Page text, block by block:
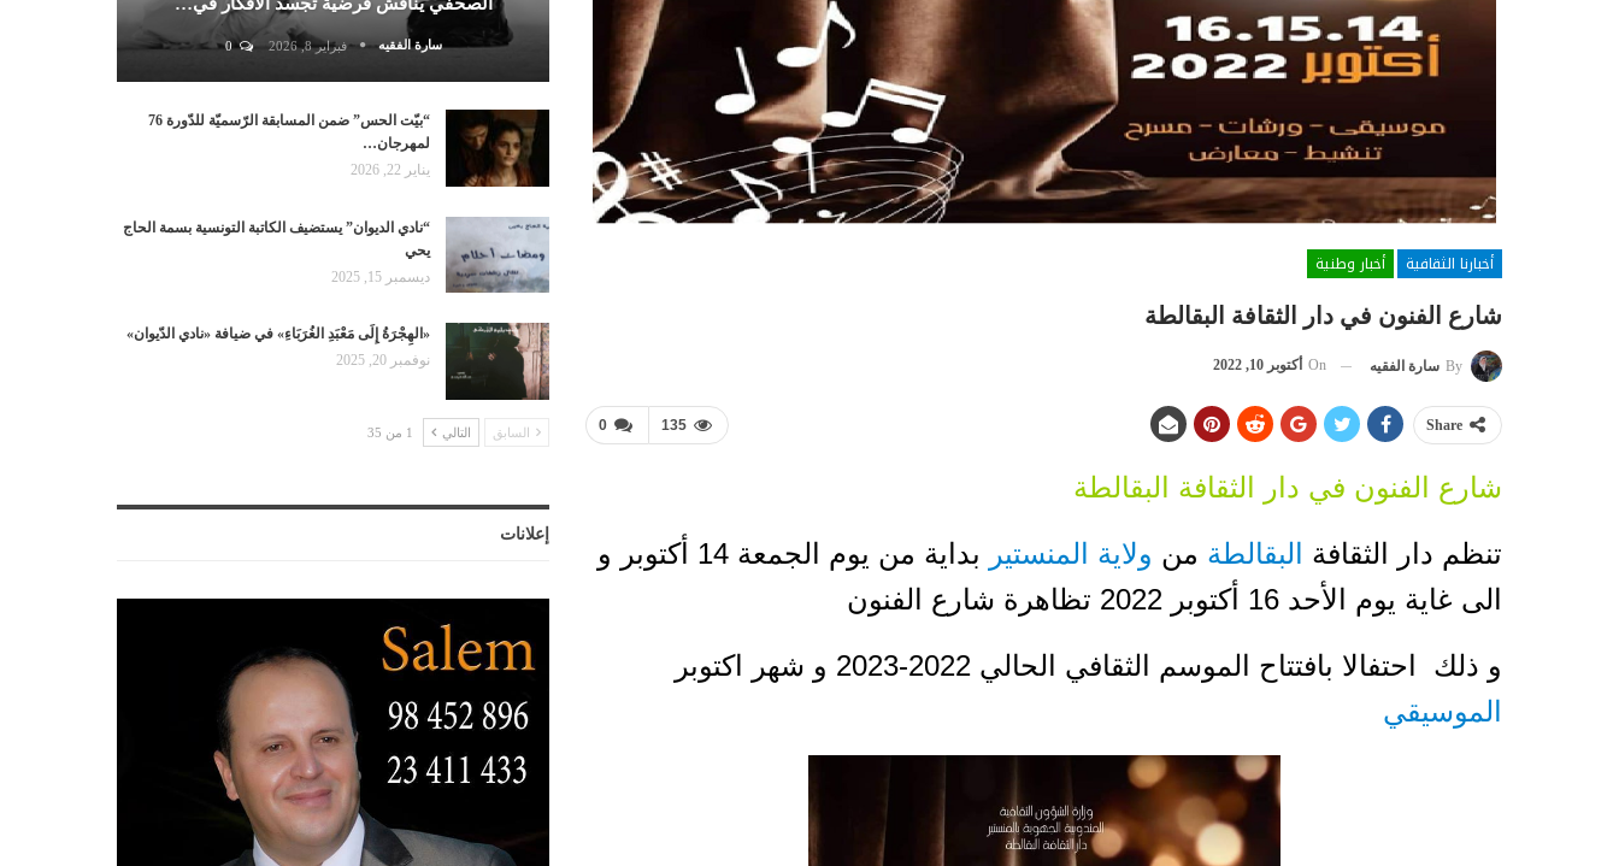
أخبارنا الثقافية
أخبار وطنية
شارع الفنون في دار الثقافة البقالطة
By سارة الفقيه On أكتوبر 10, 2022
0 135 Share
شارع الفنون في دار الثقافة البقالطة
تنظم دار الثقافة البقالطة من ولاية المنستير
بداية من يوم الجمعة 14 أكتوبر و
الى غاية يوم الأحد 16 أكتوبر 2022 تظاهرة شارع الفنون
و ذلك احتفالا بافتتاح الموسم الثقافي الحالي 2022-2023 و شهر اكتوبر
الموسيقي
سارة الفقيه فبراير 8, 2026 0
“بيّت الحس” ضمن المسابقة الرّسميّة للدّورة 76
لمهرجان…
يناير 22, 2026
“نادي الديوان” يستضيف الكاتبة التونسية بسمة الحاج
يحي
ديسمبر 15, 2025
«الهِجْرَةُ إِلَى مَعْبَدِ الغُرَبَاءِ» في ضيافة «نادي الدّيوان»
نوفمبر 20, 2025
السابق التالي 1 من 35
إعلانات